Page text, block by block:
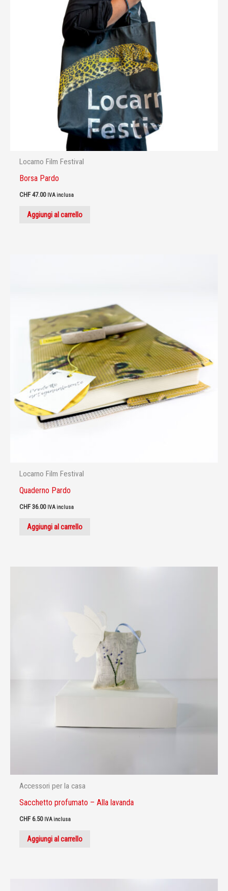
Locarno Film Festival
Borsa Pardo
CHF47.00 IVA inclusa
Aggiungi al carrello
Locarno Film Festival
Quaderno Pardo
CHF36.00 IVA inclusa
Aggiungi al carrello
Accessori per la casa
Sacchetto profumato – Alla lavanda
CHF6.50 IVA inclusa
Aggiungi al carrello